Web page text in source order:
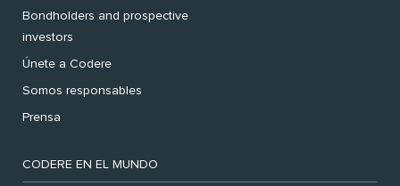
Bondholders and prospective
investors
Únete a Codere
Somos responsables
Prensa
CODERE EN EL MUNDO